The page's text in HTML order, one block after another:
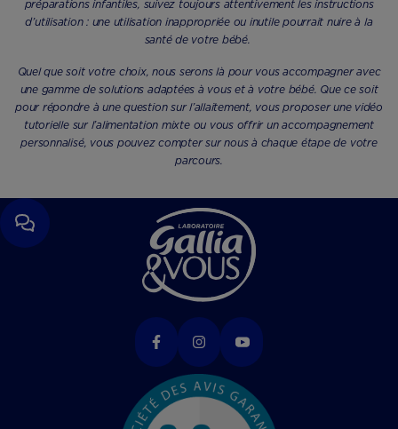
préparations infantiles, suivez toujours attentivement les instructions
d’utilisation : une utilisation inappropriée ou inutile pourrait nuire à la
santé de votre bébé.
Quel que soit votre choix, nous serons là pour vous accompagner avec
une gamme de solutions adaptées à vous et à votre bébé. Que ce soit
pour répondre à une question sur l’allaitement, vous proposer une vidéo
tutorielle sur l’alimentation mixte ou vous offrir un accompagnement
personnalisé, vous pouvez compter sur nous à chaque étape de votre
parcours.